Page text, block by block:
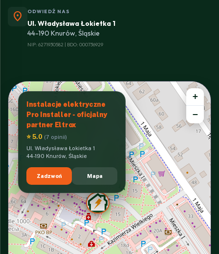
location_on ODWIEDŹ NAS
Ul. Władysława Łokietka 1
44-190 Knurów, Śląskie
NIP: 6271930582 | BDO: 000736929
Instalacje elektryczne
Pro Installer - oficjalny
partner Eltrox
⭐ 5.0 (7 opinii)
Ul. Władysława Łokietka 1
44-190 Knurów, Śląskie
Zadzwoń Mapa
+
−